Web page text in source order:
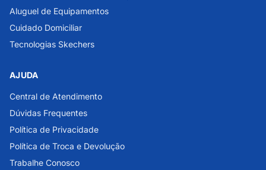
Aluguel de Equipamentos
Cuidado Domiciliar
Tecnologias Skechers
AJUDA
Central de Atendimento
Dúvidas Frequentes
Política de Privacidade
Política de Troca e Devolução
Trabalhe Conosco